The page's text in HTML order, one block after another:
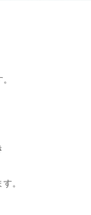
。